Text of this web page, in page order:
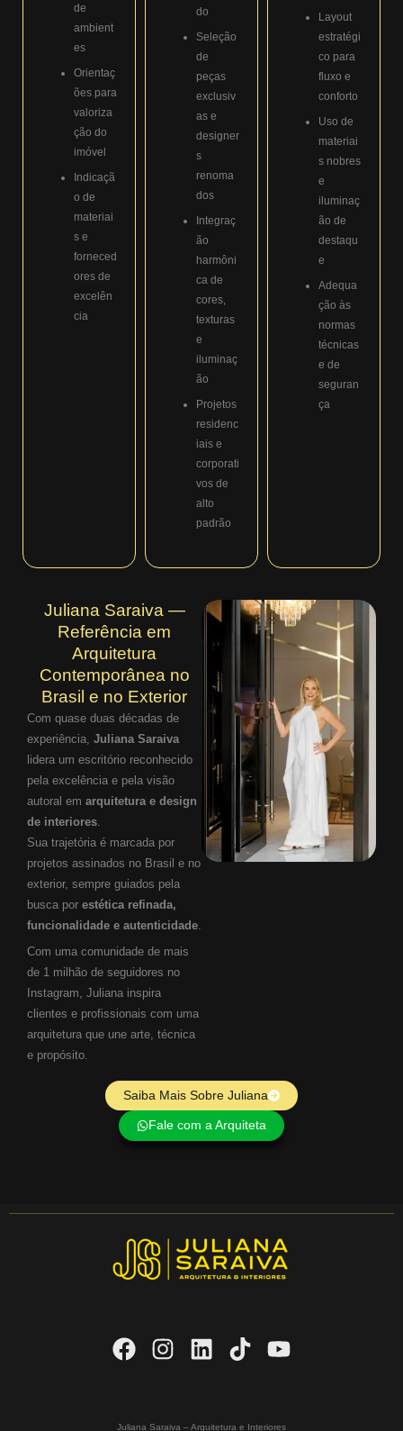
de
ambient
es
Orientaç
ões para
valoriza
ção do
imóvel
Indicaçã
o de
materiai
s e
forneced
ores de
excelên
cia
do
Seleção
de
peças
exclusiv
as e
designer
s
renoma
dos
Integraç
ão
harmôni
ca de
cores,
texturas
e
iluminaç
ão
Projetos
residenc
iais e
corporati
vos de
alto
padrão
Layout
estratégi
co para
fluxo e
conforto
Uso de
materiai
s nobres
e
iluminaç
ão de
destaqu
e
Adequa
ção às
normas
técnicas
e de
seguran
ça
Juliana Saraiva —
Referência em
Arquitetura
Contemporânea no
Brasil e no Exterior
Com quase duas décadas de
experiência, Juliana Saraiva
lidera um escritório reconhecido
pela excelência e pela visão
autoral em arquitetura e design
de interiores
Sua trajetória é marcada por
projetos assinados no Brasil e no
exterior, sempre guiados pela
busca por estética refinada,
funcionalidade e autenticidade
Com uma comunidade de mais
de 1 milhão de seguidores no
Instagram, Juliana inspira
clientes e profissionais com uma
arquitetura que une arte, técnica
e propósito.
Saiba Mais Sobre Juliana
Fale com a Arquiteta
Juliana Saraiva – Arquitetura e Interiores